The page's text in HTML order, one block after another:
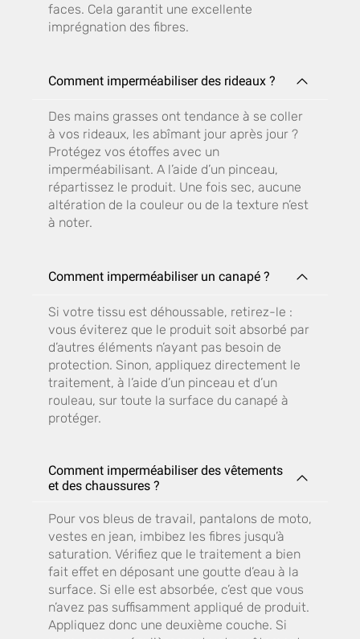
faces. Cela garantit une excellente
imprégnation des fibres.
Comment imperméabiliser des rideaux ?
Des mains grasses ont tendance à se coller
à vos rideaux, les abîmant jour après jour ?
Protégez vos étoffes avec un
imperméabilisant. A l’aide d’un pinceau,
répartissez le produit. Une fois sec, aucune
altération de la couleur ou de la texture n’est
à noter.
Comment imperméabiliser un canapé ?
Si votre tissu est déhoussable, retirez-le :
vous éviterez que le produit soit absorbé par
d’autres éléments n’ayant pas besoin de
protection. Sinon, appliquez directement le
traitement, à l’aide d’un pinceau et d’un
rouleau, sur toute la surface du canapé à
protéger.
Comment imperméabiliser des vêtements
et des chaussures ?
Pour vos bleus de travail, pantalons de moto,
vestes en jean, imbibez les fibres jusqu’à
saturation. Vérifiez que le traitement a bien
fait effet en déposant une goutte d’eau à la
surface. Si elle est absorbée, c’est que vous
n’avez pas suffisamment appliqué de produit.
Appliquez donc une deuxième couche. Si